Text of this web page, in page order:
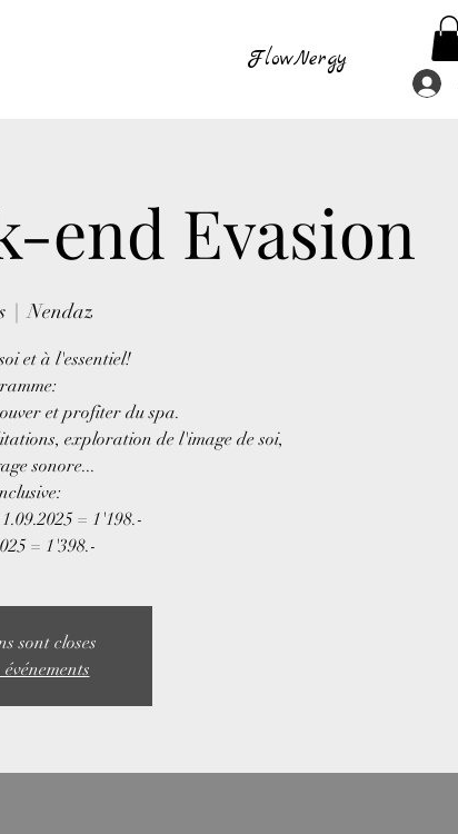
FlowNergy
end Evasion
  |
Nendaz
et à l'essentiel!
et profiter du spa.
exploration de l'image de soi,
sonore...
= 1'198.-
= 1'398.-
sont closes